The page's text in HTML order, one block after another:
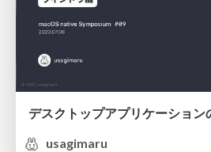
usagimaru